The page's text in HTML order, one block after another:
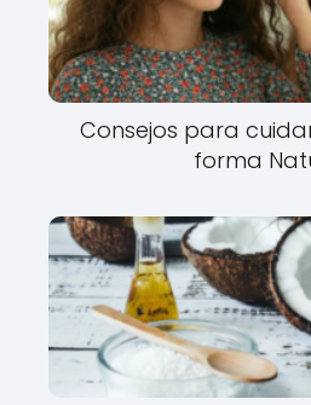
Consejos para
forma